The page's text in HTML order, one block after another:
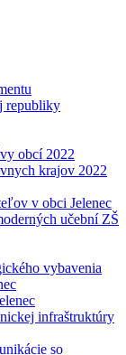
republiky
obcí 2022
krajov 2022
v obci Jelenec
učební ZŠ
vybavenia
infraštruktúry
so